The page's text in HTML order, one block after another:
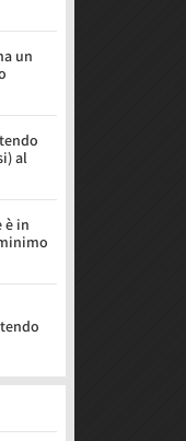
un
al
è in